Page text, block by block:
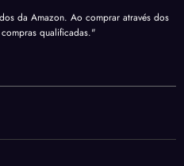
da Amazon. Ao comprar através dos
qualificadas."